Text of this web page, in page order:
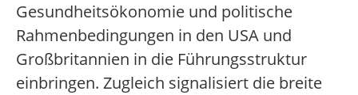
Gesundheitsökonomie und politische
Rahmenbedingungen in den USA und
Großbritannien in die Führungsstruktur
einbringen. Zugleich signalisiert die breite